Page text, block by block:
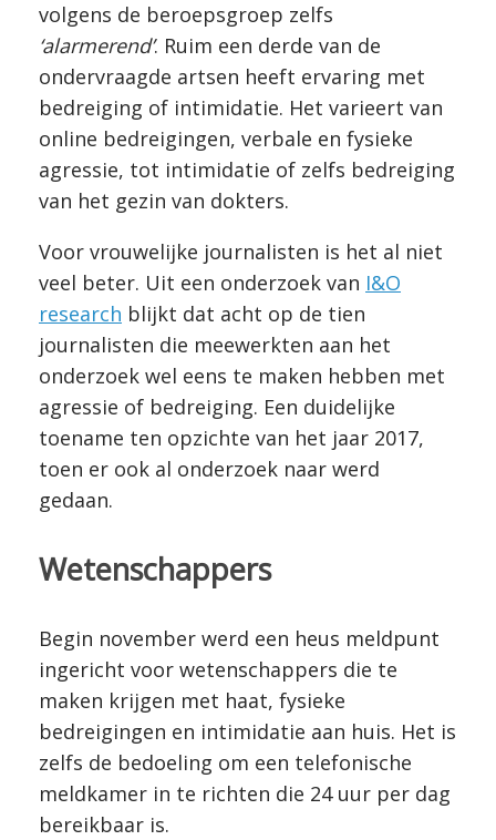
volgens de beroepsgroep zelfs
‘alarmerend’. Ruim een derde van de
ondervraagde artsen heeft ervaring met
bedreiging of intimidatie. Het varieert van
online bedreigingen, verbale en fysieke
agressie, tot intimidatie of zelfs bedreiging
van het gezin van dokters.
Voor vrouwelijke journalisten is het al niet
veel beter. Uit een onderzoek van I&O
research blijkt dat acht op de tien
journalisten die meewerkten aan het
onderzoek wel eens te maken hebben met
agressie of bedreiging. Een duidelijke
toename ten opzichte van het jaar 2017,
toen er ook al onderzoek naar werd
gedaan.
Wetenschappers
Begin november werd een heus meldpunt
ingericht voor wetenschappers die te
maken krijgen met haat, fysieke
bedreigingen en intimidatie aan huis. Het is
zelfs de bedoeling om een telefonische
meldkamer in te richten die 24 uur per dag
bereikbaar is.